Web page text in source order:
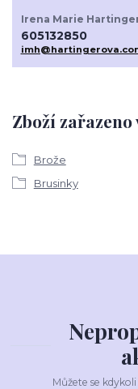
Zboží
Brože
Brusinky
Irena Marie
605132850
Můžete se